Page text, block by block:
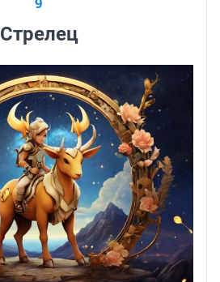
Стрелец